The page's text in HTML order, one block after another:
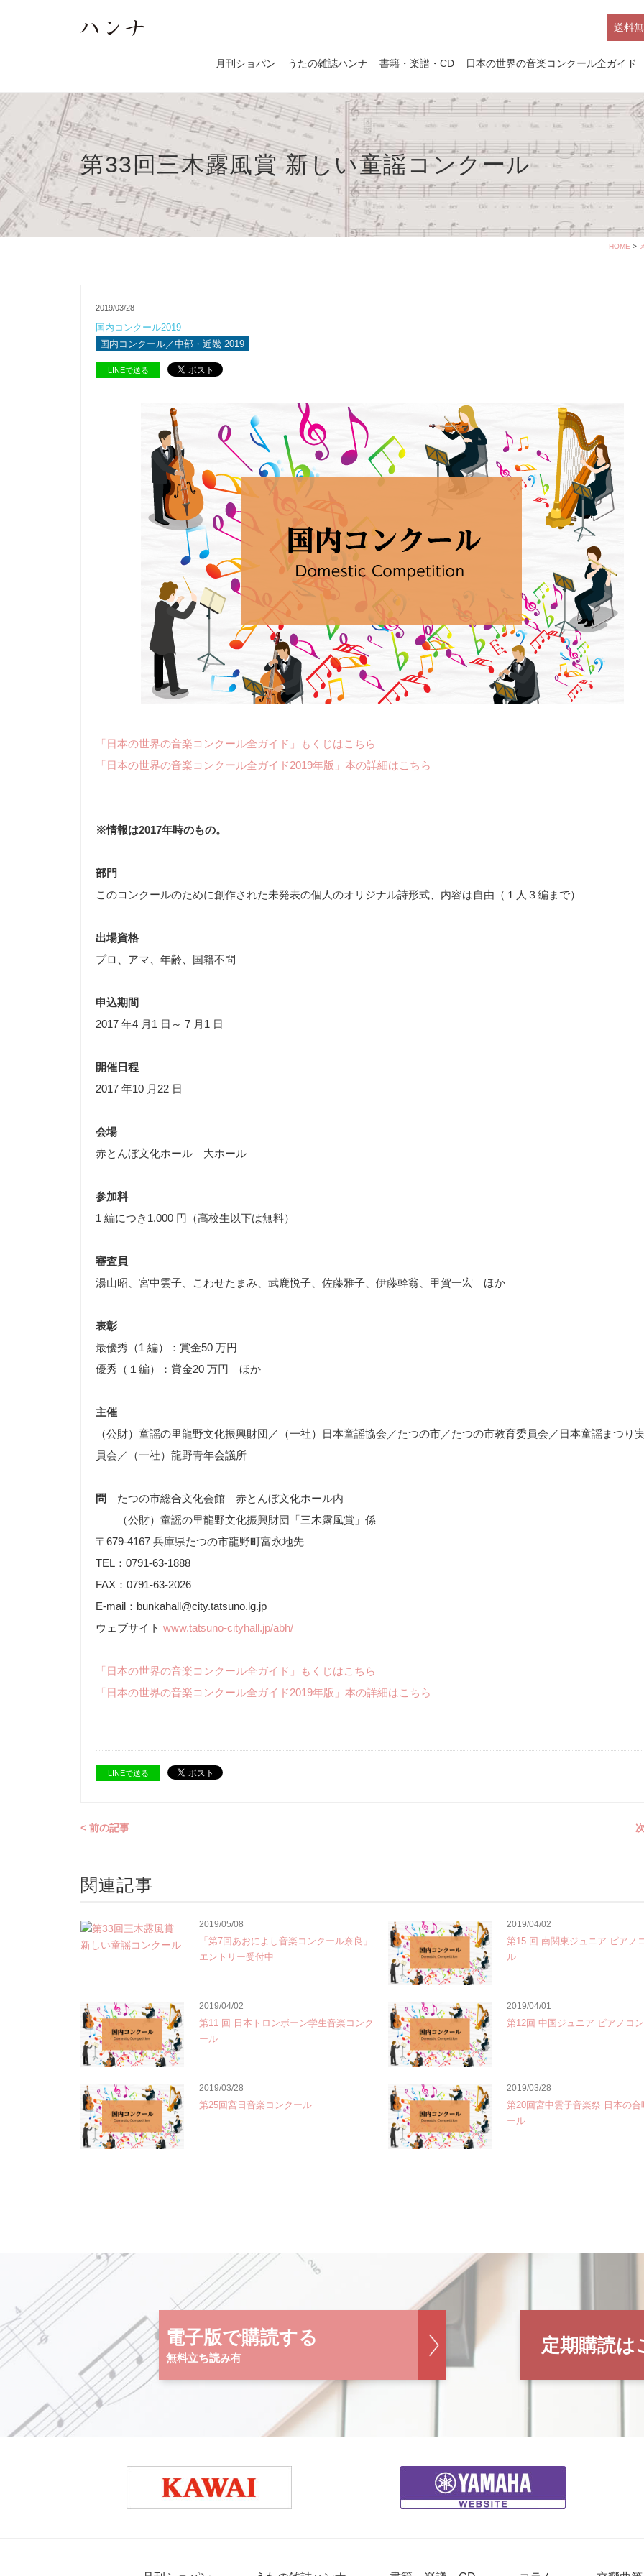
送料
月刊ショパン うたの雑誌ハンナ 書籍・楽譜・CD 日本の世界の音楽コンクール全ガイド
第33回三木露風賞 新しい童謡コンクール
HOME >
2019/03/28
国内コンクール2019
国内コンクール／中部・近畿 2019
LINEで送る
「日本の世界の音楽コンクール全ガイド」もくじはこちら
「日本の世界の音楽コンクール全ガイド2019年版」本の詳細はこちら
※情報は2017年時のもの。
部門
このコンクールのために創作された未発表の個人のオリジナル詩形式、内容は自由（１人３編まで）
出場資格
プロ、アマ、年齢、国籍不問
申込期間
2017 年4 月1 日～ 7 月1 日
開催日程
2017 年10 月22 日
会場
赤とんぼ文化ホール 大ホール
参加料
1 編につき1,000 円（高校生以下は無料）
審査員
湯山昭、宮中雲子、こわせたまみ、武鹿悦子、佐藤雅子、伊藤幹翁、甲賀一宏 ほか
表彰
最優秀（1 編）：賞金50 万円
優秀（１編）：賞金20 万円 ほか
主催
（公財）童謡の里龍野文化振興財団／（一社）日本童謡協会／たつの市／たつの市教育委員会／日本童謡まつり
員会／（一社）龍野青年会議所
問 たつの市総合文化会館 赤とんぼ文化ホール内
（公財）童謡の里龍野文化振興財団「三木露風賞」係
〒679-4167 兵庫県たつの市龍野町富永地先
TEL：0791-63-1888
FAX：0791-63-2026
E-mail：bunkahall@city.tatsuno.lg.jp
ウェブサイト www.tatsuno-cityhall.jp/abh/
「日本の世界の音楽コンクール全ガイド」もくじはこちら
「日本の世界の音楽コンクール全ガイド2019年版」本の詳細はこちら
LINEで送る
< 前の記事
関連記事
2019/05/08
「第7回あおによし音楽コンクール奈良」
エントリー受付中
2019/04/02
第15 回 南関東ジュニア ピアノ
ル
2019/04/02
第11 回 日本トロンボーン学生音楽コンク
ール
2019/04/01
第12回 中国ジュニア ピアノコ
2019/03/28
第25回宮日音楽コンクール
2019/03/28
第20回宮中雲子音楽祭 日本の合
ール
電子版で購読する
無料立ち読み有
定期購読は